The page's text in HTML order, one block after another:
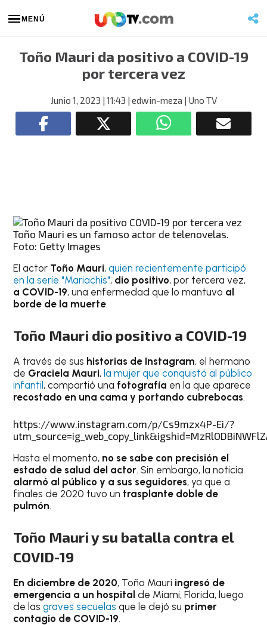
MENÚ
Toño Mauri da positivo a COVID-19
por tercera vez
Junio 1, 2023 | 11:43 | edwin-meza | Uno TV
Toño Mauri es un famoso actor de telenovelas.
Foto: Getty Images
El actor Toño Mauri,quien recientemente participó
en la serie "Mariachis", dio positivo, por tercera vez,
a COVID-19, una enfermedad que lo mantuvo al
borde de la muerte.
Toño Mauri dio positivo a COVID-19
A través de sus historias de Instagram, el hermano
de Graciela Mauri,la mujer que conquistó al público
infantil, compartió una fotografía en la que aparece
recostado en una cama y portando cubrebocas.
https://www.instagram.com/p/Cs9mzx4P-Ei/?
Hasta el momento, no se sabe con precisión el
estado de salud del actor. Sin embargo, la noticia
alarmó al público y a sus seguidores, ya que a
finales de 2020 tuvo un trasplante doble de
pulmón.
Toño Mauri y su batalla contra el
COVID-19
En diciembre de 2020, Toño Mauri ingresó de
emergencia a un hospital de Miami, Florida, luego
de lasgraves secuelas que le dejó su primer
contagio de COVID-19.